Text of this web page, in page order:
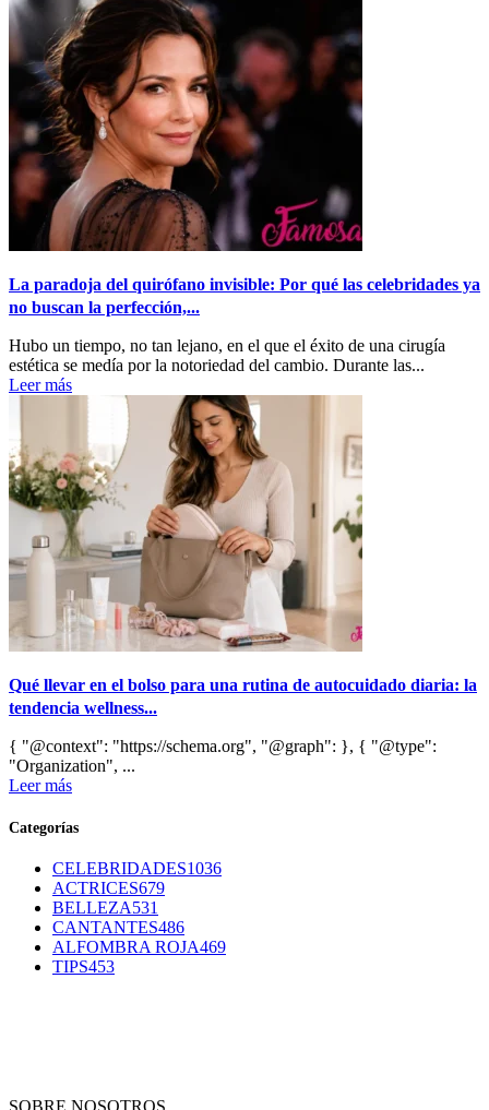
La paradoja del quirófano invisible: Por qué las celebridades ya
no buscan la perfección,...
Hubo un tiempo, no tan lejano, en el que el éxito de una cirugía
estética se medía por la notoriedad del cambio. Durante las...
Leer más
Qué llevar en el bolso para una rutina de autocuidado diaria: la
tendencia wellness...
{ "@context": "https://schema.org", "@graph": }, { "@type":
"Organization", ...
Leer más
Categorías
CELEBRIDADES1036
ACTRICES679
BELLEZA531
CANTANTES486
ALFOMBRA ROJA469
TIPS453